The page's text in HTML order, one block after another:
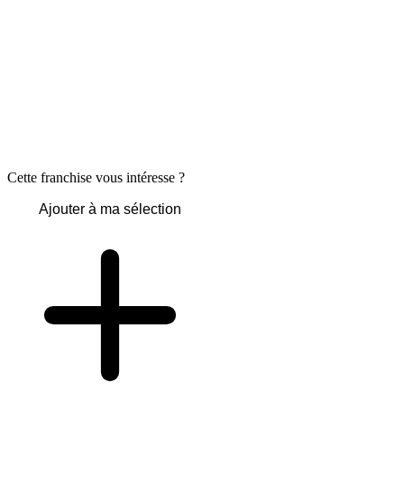
Cette franchise vous intéresse ?
Ajouter à ma sélection